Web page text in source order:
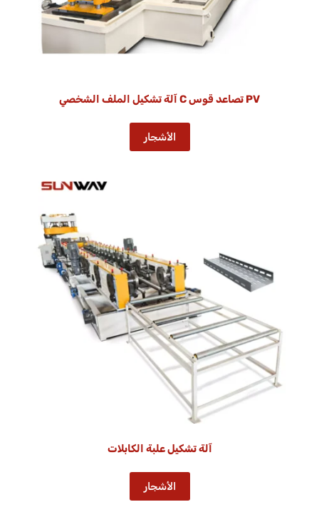
PV تصاعد قوس C آلة تشكيل الملف الشخصي
الأشجار
آلة تشكيل علبة الكابلات
الأشجار